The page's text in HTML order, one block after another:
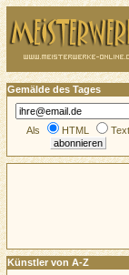
Gemälde des Tages
Als HTML Text
Künstler von A-Z